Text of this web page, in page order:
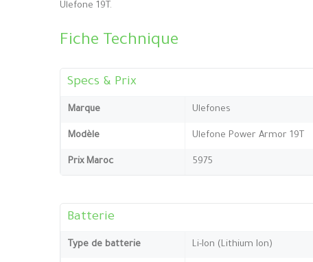
Ulefone 19T.
Fiche Technique
Specs & Prix
Marque Ulefones
Modèle Ulefone Power Armor 19T
Prix Maroc 5975
Batterie
Type de batterie Li-Ion (Lithium Ion)